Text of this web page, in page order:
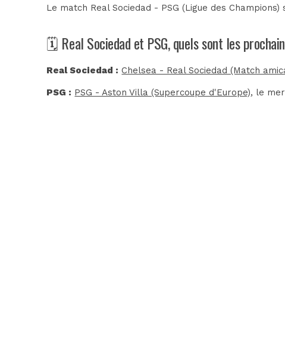
Le match Real Sociedad - PSG (Ligue des
🗓️ Real Sociedad et PSG, quels sont les
Real Sociedad : Chelsea - Real Sociedad (Match
PSG : PSG - Aston Villa (Supercoupe d'Europe), le